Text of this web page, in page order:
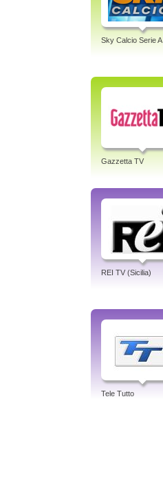
Sky Calcio Serie A
Gazzetta TV
REI TV (Sicilia)
Tele Tutto